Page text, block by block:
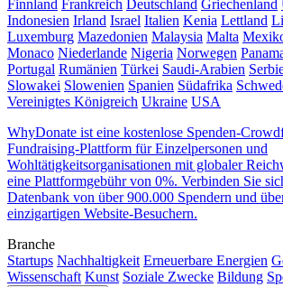
Finnland Frankreich Deutschland Griechenland
Indonesien Irland Israel Italien Kenia Lettland
Luxemburg Mazedonien Malaysia Malta
Monaco Niederlande Nigeria Norwegen
Portugal Rumänien Türkei Saudi-Arabien
Slowakei Slowenien Spanien Südafrika
Vereinigtes Königreich Ukraine USA
WhyDonate ist eine kostenlose Spenden-
Fundraising-Plattform für Einzelpersonen und
Wohltätigkeitsorganisationen mit globaler
eine Plattformgebühr von 0%. Verbinden Sie
Datenbank von über 900.000 Spendern und
einzigartigen Website-Besuchern.
Branche
Startups Nachhaltigkeit Erneuerbare Energien
Wissenschaft Kunst Soziale Zwecke Bildung